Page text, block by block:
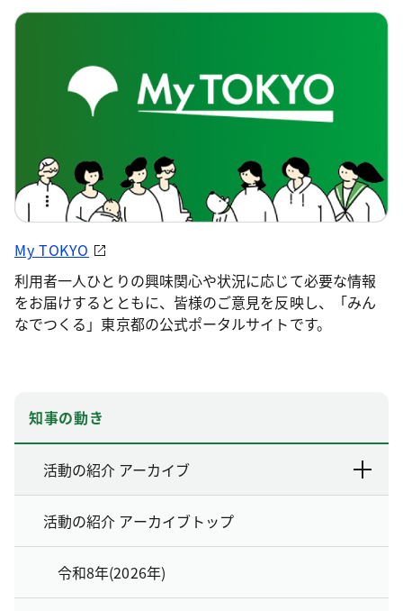
My TOKYO
利用者一人ひとりの興味関心や状況に応じて必要な情報
をお届けするとともに、皆様のご意見を反映し、「みん
なでつくる」東京都の公式ポータルサイトです。
知事の動き
活動の紹介 アーカイブ
活動の紹介 アーカイブトップ
令和8年(2026年)